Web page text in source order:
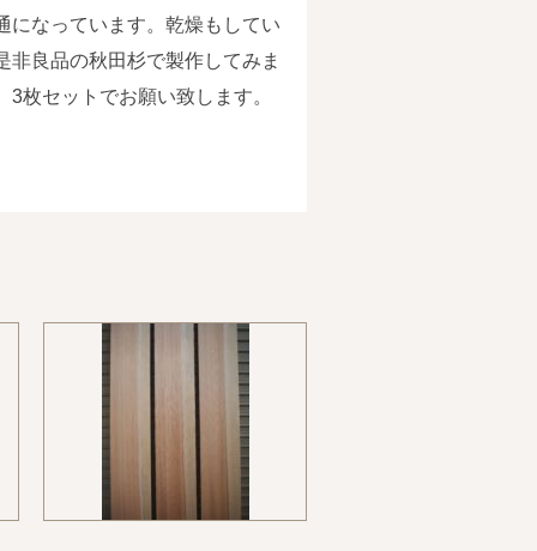
になっています。乾燥もしてい
非良品の秋田杉で製作してみま
3枚セットでお願い致します。